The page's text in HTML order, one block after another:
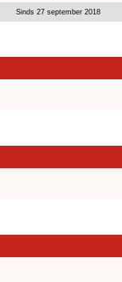
Sinds 27 september 2018